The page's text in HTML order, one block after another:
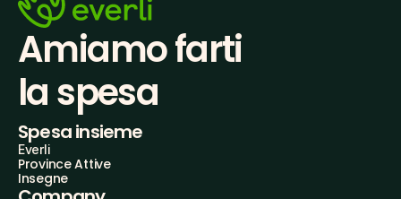
Amiamo farti
la spesa
Spesa insieme
Everli
Province Attive
Insegne